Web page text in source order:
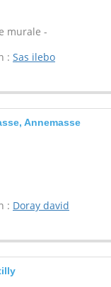
murale -
: Sas ilebo
Annemasse
: Doray david